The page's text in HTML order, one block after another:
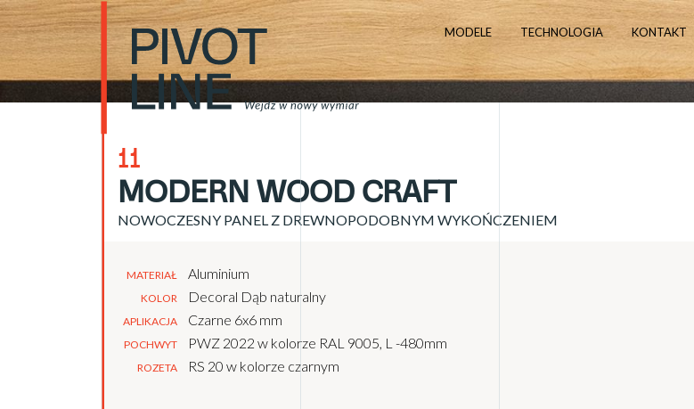
MODELE TECHNOLOGIA KONTAKT
11
MODERN WOOD CRAFT
NOWOCZESNY PANEL Z DREWNOPODOBNYM WYKOŃCZENIEM
MATERIAŁ Aluminium
KOLOR Decoral Dąb naturalny
APLIKACJA Czarne 6x6 mm
POCHWYT PWZ 2022 w kolorze RAL 9005, L -480mm
ROZETA RS 20 w kolorze czarnym